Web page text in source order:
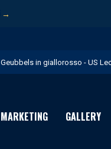
→
Geubbels in giallorosso - US
Aratravel è Premium Partner per
MARKETING GALLERY